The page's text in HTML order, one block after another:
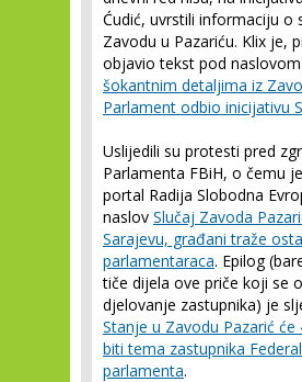
Ćudić, uvrstili informaciju o
Zavodu u Pazariću. Klix je,
objavio tekst pod naslovom
šokantnim detaljima iz
Parlament odbio inicijativu
Uslijedili su protesti pred
Parlamenta FBiH, o čemu
portal Radija Slobodna
naslov Slučaj Zavoda
Sarajevu, građani traže
parlamentaraca. Epilog
tiče dijela ove priče koji se
djelovanje zastupnika) je
Stanje u Zavodu Pazarić će
biti tema zastupnika
parlamenta.